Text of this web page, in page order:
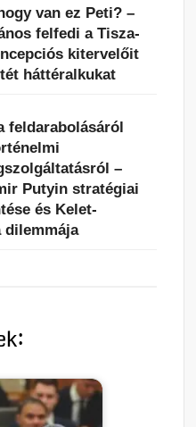
van ez Peti? –
felfedi a Tisza-
kitervelőit
háttéralkukat
feldarabolásáról
–
Putyin stratégiai
és Kelet-
dilemmája